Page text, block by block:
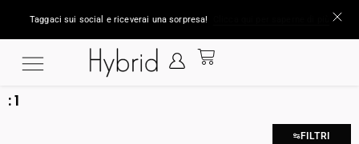
Taggaci sui social e riceverai una sorpresa!
:1
FILTRI